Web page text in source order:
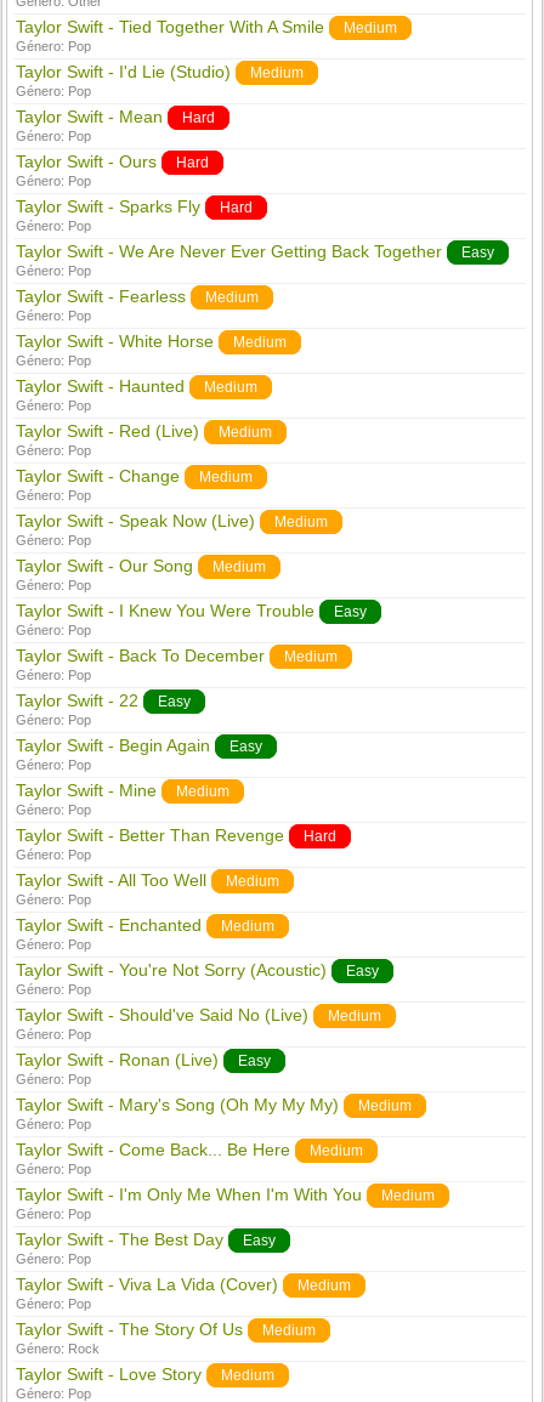
Taylor Swift - Tied Together With A Smile Medium
Género: Pop
Taylor Swift - I'd Lie (Studio) Medium
Género: Pop
Taylor Swift - Mean Hard
Género: Pop
Taylor Swift - Ours Hard
Género: Pop
Taylor Swift - Sparks Fly Hard
Género: Pop
Taylor Swift - We Are Never Ever Getting Back Together Easy
Género: Pop
Taylor Swift - Fearless Medium
Género: Pop
Taylor Swift - White Horse Medium
Género: Pop
Taylor Swift - Haunted Medium
Género: Pop
Taylor Swift - Red (Live) Medium
Género: Pop
Taylor Swift - Change Medium
Género: Pop
Taylor Swift - Speak Now (Live) Medium
Género: Pop
Taylor Swift - Our Song Medium
Género: Pop
Taylor Swift - I Knew You Were Trouble Easy
Género: Pop
Taylor Swift - Back To December Medium
Género: Pop
Taylor Swift - 22 Easy
Género: Pop
Taylor Swift - Begin Again Easy
Género: Pop
Taylor Swift - Mine Medium
Género: Pop
Taylor Swift - Better Than Revenge Hard
Género: Pop
Taylor Swift - All Too Well Medium
Género: Pop
Taylor Swift - Enchanted Medium
Género: Pop
Taylor Swift - You're Not Sorry (Acoustic) Easy
Género: Pop
Taylor Swift - Should've Said No (Live) Medium
Género: Pop
Taylor Swift - Ronan (Live) Easy
Género: Pop
Taylor Swift - Mary's Song (Oh My My My) Medium
Género: Pop
Taylor Swift - Come Back... Be Here Medium
Género: Pop
Taylor Swift - I'm Only Me When I'm With You Medium
Género: Pop
Taylor Swift - The Best Day Easy
Género: Pop
Taylor Swift - Viva La Vida (Cover) Medium
Género: Pop
Taylor Swift - The Story Of Us Medium
Género: Rock
Taylor Swift - Love Story Medium
Género: Pop